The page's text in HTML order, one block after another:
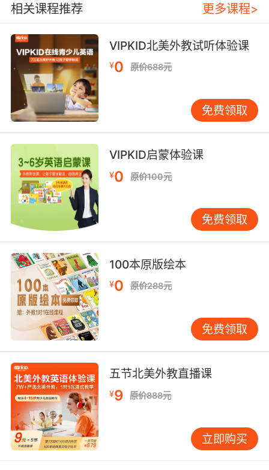
反馈显示，83%的学员认为构词法让单词记忆从
无序收集变为逻辑推导，但部分学员初期会出现
过度依赖词根推导导致拼写错误的阶段性问题。
四、研究支持与优化方向 剑桥大学二语习得研究
中心2022年的报告指出，构词法教学需注意输
入-输出平衡，即在输入阶段建立词素意识后，需
通过写作、造句等输出练习巩固记忆。VIPKID最
新课程迭代中，新增词根故事创作工坊模块，要
求学员用给定词根编写科幻短篇，在实践中深化
理解。未来发展方向可探索AI辅助的个性化词根
推荐系统，结合脑科学研究成果优化教学节奏，
使构词法真正成为英语学习的加速器而非负担。
掌握构词法本质是培养语言逻辑思维，VIPKID通
过将语言学理论转化为趣味化教学实践，正在重
塑单词记忆的认知范式。这种以思维升级带动能
力跃迁的路径，不仅符合语言学习规律，更契合
数字化时代对核心素养的培养需求。
相关课程推荐 更多课程>
VIPKID北美外教试听体验课
¥0 原价688元
免费领取
VIPKID启蒙体验课
¥0 原价100元
免费领取
100本原版绘本
¥0 原价288元
免费领取
五节北美外教直播课
¥9 原价888元
立即购买